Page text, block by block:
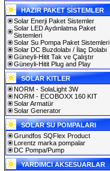
HAZIR PAKET SİSTEMLER
Solar Enerji Paket Sistemler
Solar LED Aydınlatma Paket
Sistemleri
Solar Su Pompa Paket Sistemleri
Solar DC Buzdolabı / İlaç Dolabı
Güneyli-Hitit Tak ve Çalıştır
Güneyli-Hitit Plug and Play
SOLAR KITLER
NORM - SolaLight 3W
NORM - ECOBOXX 160 KIT
Solar Armatür
Solar Generator
SOLAR SU POMPALARI
Grundfos SQFlex Product
Lorentz marka pompalar
DC Pompa/Pump
YARDIMCI AKSESUARLAR